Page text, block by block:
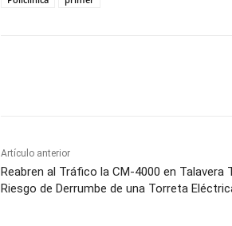
Artículo anterior
Reabren al Tráfico la CM-4000 en Talavera
Riesgo de Derrumbe de una Torreta